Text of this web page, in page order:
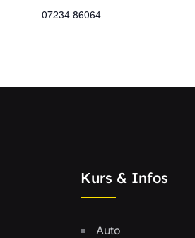
07234 86064
Kurs & Infos
Auto